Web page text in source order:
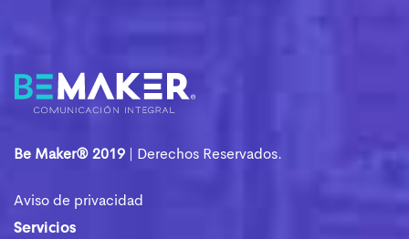
Be Maker® 2019 | Derechos Reservados.
Aviso de privacidad
Servicios